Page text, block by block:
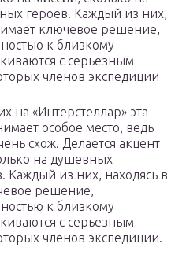
героев. Каждый из них,
ключевое решение,
к близкому
с серьезным
членов экспедиции
на «Интерстеллар» эта
особое место, ведь
схож. Делается акцент
на душевных
Каждый из них, находясь в
решение,
к близкому
с серьезным
членов экспедиции.